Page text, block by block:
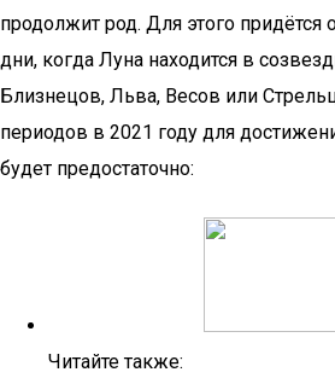
продолжит род. Для этого придётся
дни, когда Луна находится в
Близнецов, Льва, Весов или
периодов в 2021 году для
будет предостаточно:
Читайте также: